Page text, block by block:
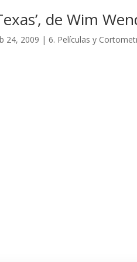
de Wim
24, 2009 |6. Películas y